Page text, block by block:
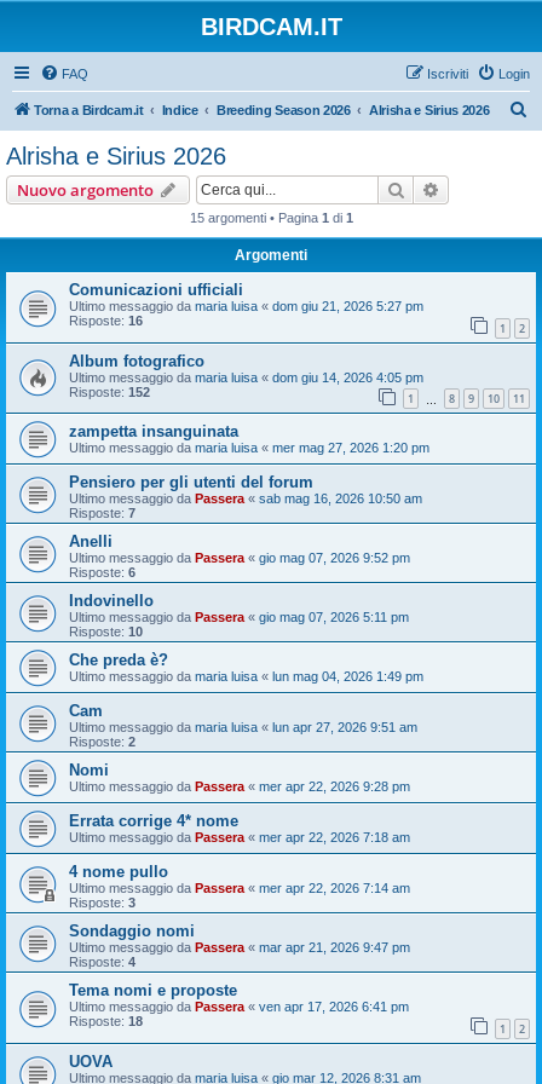
BIRDCAM.IT
FAQ Login
Iscriviti
Torna a Birdcam.it Indice Breeding Season 2026 Alrisha e Sirius 2026
Alrisha e Sirius 2026
Nuovo argomento Cerca
15 argomenti • Pagina 1 di 1
Argomenti
Comunicazioni ufficiali
Ultimo messaggio da maria luisa « dom giu 21, 2026 5:27 pm
Risposte: 16 1 2
Album fotografico
Ultimo messaggio da maria luisa « dom giu 14, 2026 4:05 pm
Risposte: 152 1 8 9 10 11
zampetta insanguinata
Ultimo messaggio da maria luisa « mer mag 27, 2026 1:20 pm
Pensiero per gli utenti del forum
Ultimo messaggio da Passera « sab mag 16, 2026 10:50 am
Risposte: 7
Anelli
Ultimo messaggio da Passera « gio mag 07, 2026 9:52 pm
Risposte: 6
Indovinello
Ultimo messaggio da Passera « gio mag 07, 2026 5:11 pm
Risposte: 10
Che preda è?
Ultimo messaggio da maria luisa « lun mag 04, 2026 1:49 pm
Cam
Ultimo messaggio da maria luisa « lun apr 27, 2026 9:51 am
Risposte: 2
Nomi
Ultimo messaggio da Passera « mer apr 22, 2026 9:28 pm
Errata corrige 4* nome
Ultimo messaggio da Passera « mer apr 22, 2026 7:18 am
4 nome pullo
Ultimo messaggio da Passera « mer apr 22, 2026 7:14 am
Risposte: 3
Sondaggio nomi
Ultimo messaggio da Passera « mar apr 21, 2026 9:47 pm
Risposte: 4
Tema nomi e proposte
Ultimo messaggio da Passera « ven apr 17, 2026 6:41 pm
Risposte: 18 1 2
UOVA
Ultimo messaggio da maria luisa « gio mar 12, 2026 8:31 am